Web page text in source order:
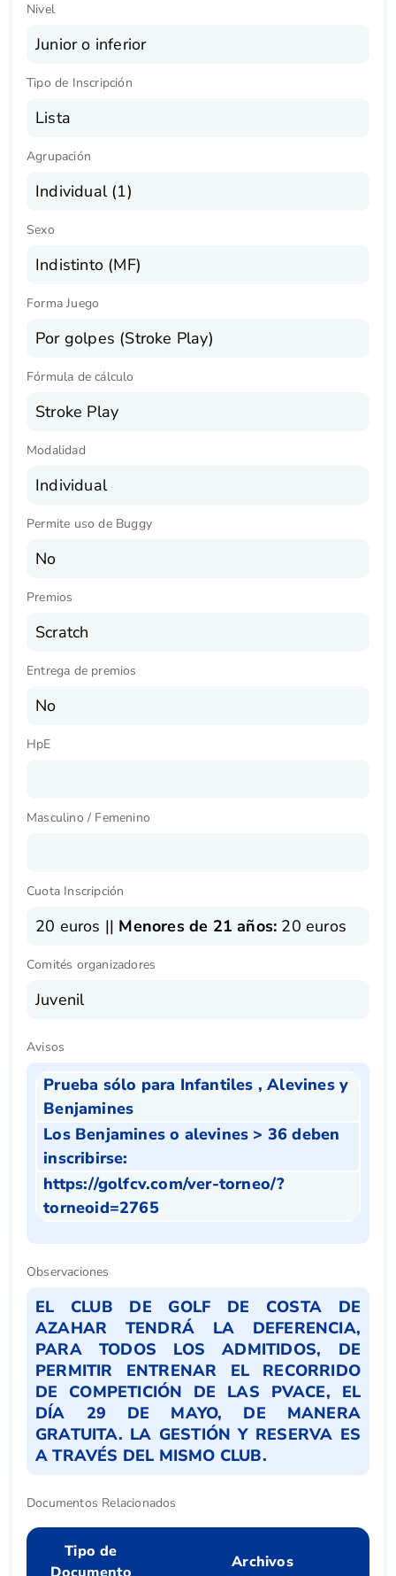
Nivel
Junior o inferior
Tipo de Inscripción
Lista
Agrupación
Individual (1)
Sexo
Indistinto (MF)
Forma Juego
Por golpes (Stroke Play)
Fórmula de cálculo
Stroke Play
Modalidad
Individual
Permite uso de Buggy
No
Premios
Scratch
Entrega de premios
No
HpE
Masculino / Femenino
Cuota Inscripción
20 euros || Menores de 21 años: 20 euros
Comités organizadores
Juvenil
Avisos
Prueba sólo para Infantiles , Alevines y
Benjamines
Los Benjamines o alevines > 36 deben
inscribirse:
https://golfcv.com/ver-torneo/?
torneoid=2765
Observaciones
EL CLUB DE GOLF DE COSTA DE
AZAHAR TENDRÁ LA DEFERENCIA,
PARA TODOS LOS ADMITIDOS, DE
PERMITIR ENTRENAR EL RECORRIDO
DE COMPETICIÓN DE LAS PVACE, EL
DÍA 29 DE MAYO, DE MANERA
GRATUITA. LA GESTIÓN Y RESERVA ES
A TRAVÉS DEL MISMO CLUB.
Documentos Relacionados
Tipo de
Archivos